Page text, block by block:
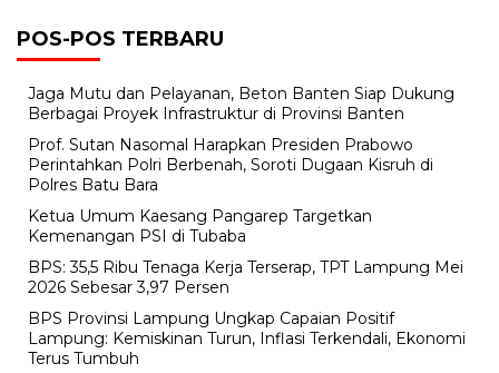
POS-POS TERBARU
Jaga Mutu dan Pelayanan, Beton Banten Siap Dukung
Berbagai Proyek Infrastruktur di Provinsi Banten
Prof. Sutan Nasomal Harapkan Presiden Prabowo
Perintahkan Polri Berbenah, Soroti Dugaan Kisruh di
Polres Batu Bara
Ketua Umum Kaesang Pangarep Targetkan
Kemenangan PSI di Tubaba
BPS: 35,5 Ribu Tenaga Kerja Terserap, TPT Lampung Mei
2026 Sebesar 3,97 Persen
BPS Provinsi Lampung Ungkap Capaian Positif
Lampung: Kemiskinan Turun, Inflasi Terkendali, Ekonomi
Terus Tumbuh